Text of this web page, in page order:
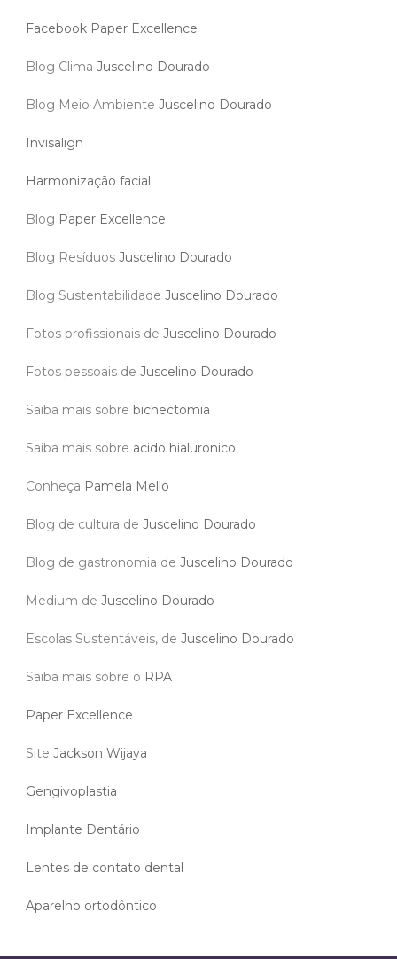
Facebook Paper Excellence
Blog Clima Juscelino Dourado
Blog Meio Ambiente Juscelino Dourado
Invisalign
Harmonização facial
Blog Paper Excellence
Blog Resíduos Juscelino Dourado
Blog Sustentabilidade Juscelino Dourado
Fotos profissionais de Juscelino Dourado
Fotos pessoais de Juscelino Dourado
Saiba mais sobre bichectomia
Saiba mais sobre acido hialuronico
Conheça Pamela Mello
Blog de cultura de Juscelino Dourado
Blog de gastronomia de Juscelino Dourado
Medium de Juscelino Dourado
Escolas Sustentáveis, de Juscelino Dourado
Saiba mais sobre o RPA
Paper Excellence
Site Jackson Wijaya
Gengivoplastia
Implante Dentário
Lentes de contato dental
Aparelho ortodôntico